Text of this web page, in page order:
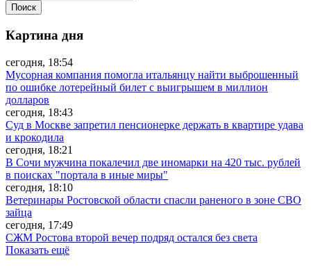
Картина дня
сегодня, 18:54
Мусорная компания помогла итальянцу найти выброшенный
по ошибке лотерейный билет с выигрышем в миллион
долларов
сегодня, 18:43
Суд в Москве запретил пенсионерке держать в квартире удава
и крокодила
сегодня, 18:21
В Сочи мужчина покалечил две иномарки на 420 тыс. рублей
в поисках "портала в иные миры"
сегодня, 18:10
Ветеринары Ростовской области спасли раненого в зоне СВО
зайца
сегодня, 17:49
СЖМ Ростова второй вечер подряд остался без света
Показать ещё